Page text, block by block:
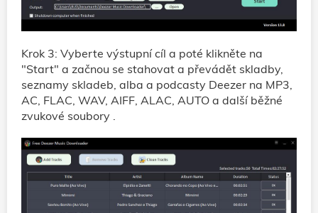
Krok 3: Vyberte výstupní cíl a poté klikněte na
"Start" a začnou se stahovat a převádět skladby,
seznamy skladeb, alba a podcasty Deezer na MP3,
AC, FLAC, WAV, AIFF, ALAC, AUTO a další běžné
zvukové soubory .